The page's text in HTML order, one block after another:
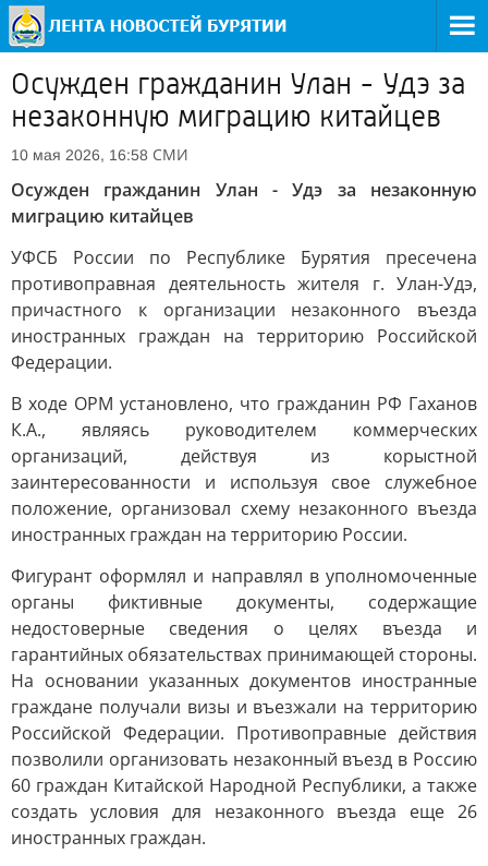
Осужден гражданин Улан - Удэ за
незаконную миграцию китайцев
10 мая 2026, 16:58 СМИ
Осужден гражданин Улан - Удэ за незаконную
миграцию китайцев
УФСБ России по Республике Бурятия пресечена
противоправная деятельность жителя г. Улан-Удэ,
причастного к организации незаконного въезда
иностранных граждан на территорию Российской
Федерации.
В ходе ОРМ установлено, что гражданин РФ Гаханов
К.А., являясь руководителем коммерческих
организаций, действуя из корыстной
заинтересованности и используя свое служебное
положение, организовал схему незаконного въезда
иностранных граждан на территорию России.
Фигурант оформлял и направлял в уполномоченные
органы фиктивные документы, содержащие
недостоверные сведения о целях въезда и
гарантийных обязательствах принимающей стороны.
На основании указанных документов иностранные
граждане получали визы и въезжали на территорию
Российской Федерации. Противоправные действия
позволили организовать незаконный въезд в Россию
60 граждан Китайской Народной Республики, а также
создать условия для незаконного въезда еще 26
иностранных граждан.